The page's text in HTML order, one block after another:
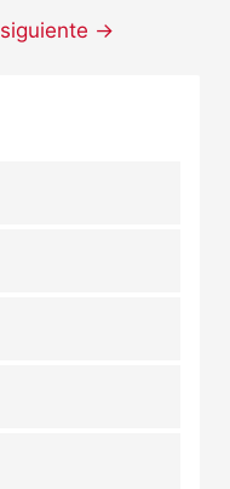
siguiente →